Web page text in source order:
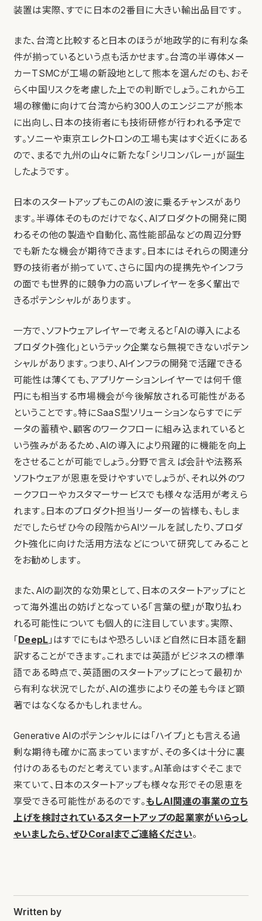
装置は実際、すでに日本の2番目に大きい輸出品目です。
また、台湾と比較すると日本のほうが地政学的に有利な条
件が揃っているという点も活かせます。台湾の半導体メー
カーTSMCが工場の新設地として熊本を選んだのも、おそ
らく中国リスクを考慮した上での判断でしょう。これから工
場の稼働に向けて台湾から約300人のエンジニアが熊本
に出向し、日本の技術者にも技術研修が行われる予定で
す。ソニーや東京エレクトロンの工場も実はすぐ近くにある
ので、まるで九州の山々に新たな「シリコンバレー」が誕生
したようです。
日本のスタートアップもこのAIの波に乗るチャンスがあり
ます。半導体そのものだけでなく、AIプロダクトの開発に関
わるその他の製造や自動化、高性能部品などの周辺分野
でも新たな機会が期待できます。日本にはそれらの関連分
野の技術者が揃っていて、さらに国内の提携先やインフラ
の面でも世界的に競争力の高いプレイヤーを多く輩出で
きるポテンシャルがあります。
一方で、ソフトウェアレイヤーで考えると「AIの導入による
プロダクト強化」というテック企業なら無視できないポテン
シャルがあります。つまり、AIインフラの開発で活躍できる
可能性は薄くても、アプリケーションレイヤーでは何千億
円にも相当する市場機会が今後解放される可能性がある
ということです。特にSaaS型ソリューションならすでにデ
ータの蓄積や、顧客のワークフローに組み込まれていると
いう強みがあるため、AIの導入により飛躍的に機能を向上
をさせることが可能でしょう。分野で言えば会計や法務系
ソフトウェアが恩恵を受けやすいでしょうが、それ以外のワ
ークフローやカスタマーサービスでも様々な活用が考えら
れます。日本のプロダクト担当リーダーの皆様も、もしま
だでしたらぜひ今の段階からAIツールを試したり、プロダ
クト強化に向けた活用方法などについて研究してみること
をお勧めします。
また、AIの副次的な効果として、日本のスタートアップにと
って海外進出の妨げとなっている「言葉の壁」が取り払わ
れる可能性についても個人的に注目しています。実際、
「DeepL 」はすでにもはや恐ろしいほど自然に日本語を翻
訳することができます。これまでは英語がビジネスの標準
語である時点で、英語圏のスタートアップにとって最初か
ら有利な状況でしたが、AIの進歩によりその差も今ほど顕
著ではなくなるかもしれません。
Generative AIのポテンシャルには「ハイプ」とも言える過
剰な期待も確かに高まっていますが、その多くは十分に裏
付けのあるものだと考えています。AI革命はすぐそこまで
来ていて、日本のスタートアップも様々な形でその恩恵を
享受できる可能性があるのです。もしAI関連の事業の立ち
上げを検討されているスタートアップの起業家がいらっし
ゃいましたら、ぜひCoralまでご連絡ください。
Written by